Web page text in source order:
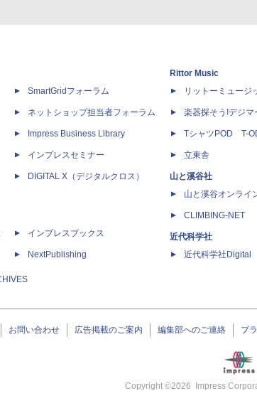
SmartGridフォーラム
ネットショップ担当者フォーラム
Impress Business Library
インプレスセミナー
DIGITAL X（デジタルクロス）
インプレスブックス
NextPublishing
Rittor Music
リットーミュージ
楽器探そう!デジマ
TシャツPOD T-
立東舎
山と溪谷社
山と溪谷オンライ
CLIMBING-NET
近代科学社
近代科学社Digital
お問い合わせ 広告掲載のご案内 編集部へのご連絡 プ
Copyright ©2026 Impress